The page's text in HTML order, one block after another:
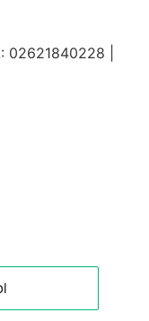
02621840228 |